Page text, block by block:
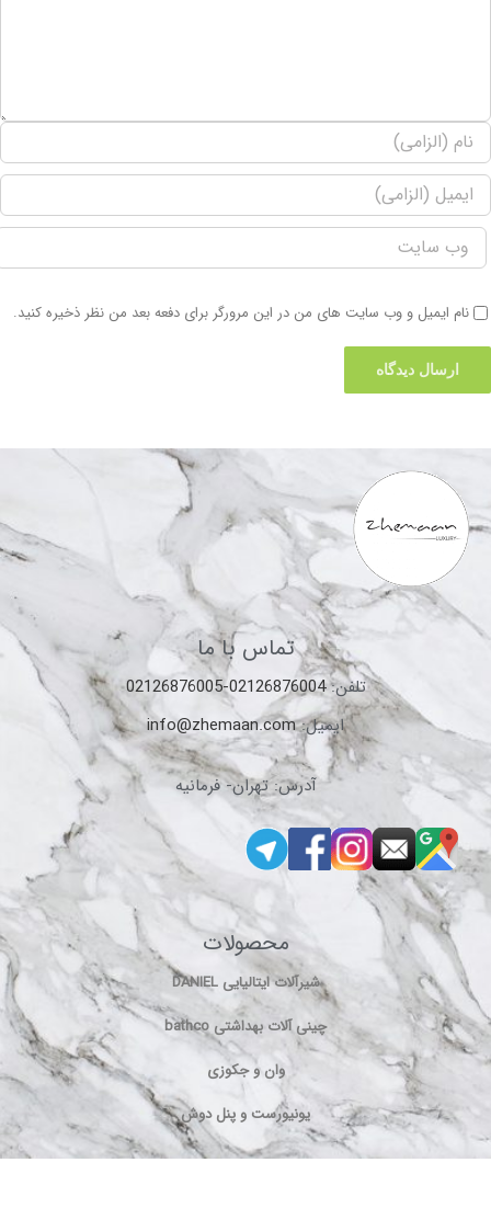
نام ایمیل و وب سایت های من در این مرورگر برای دفعه بعد من نظر ذخیره کنید.
تماس با ما
تلفن:02126876004-02126876005
ایمیل:info@zhemaan.com
آدرس: تهران- فرمانیه
محصولات
شیرآلات ایتالیایی DANIEL
چینی آلات بهداشتی bathco
وان و جکوزی
یونیورست و پنل دوش